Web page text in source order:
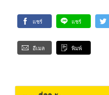
แชร์ แชร์
อีเมล พิมพ์